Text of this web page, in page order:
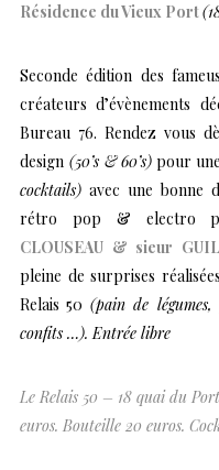
Résidence du Vieux Port
Seconde édition des
créateurs d’évènements
Bureau 76. Rendez vous
design (50’s & 60’s) pour
cocktails) avec une bonne
rétro pop & electro
CLOUSEAU & sieur
pleine de surprises
Relais 50 (pain de
confits …). Entrée libre
Le Relais 50 – 18 quai du
euros. Bouteille 20 euros.